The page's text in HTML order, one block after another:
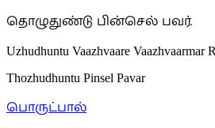
தொழுதுண்டு பின்செல் பவர்.
Uzhudhuntu Vaazhvaare Vaazhvaarmar
Thozhudhuntu Pinsel Pavar
பொருட்பால்